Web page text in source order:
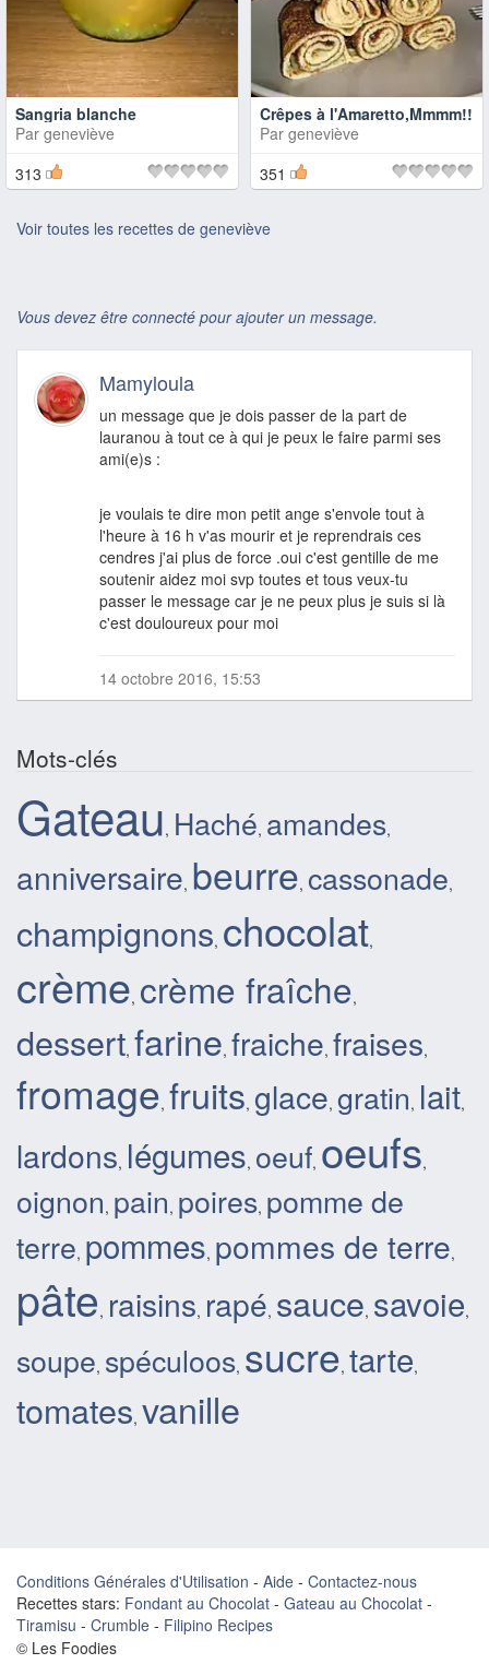
Sangria blanche
Par geneviève
313
Crêpes à l'Amaretto,Mmmm!!
Par geneviève
351
Voir toutes les recettes de geneviève
Vous devez être connecté pour ajouter un message.
Mamyloula
un message que je dois passer de la part de
lauranou à tout ce à qui je peux le faire parmi ses
ami(e)s :
je voulais te dire mon petit ange s'envole tout à
l'heure à 16 h v'as mourir et je reprendrais ces
cendres j'ai plus de force .oui c'est gentille de me
soutenir aidez moi svp toutes et tous veux-tu
passer le message car je ne peux plus je suis si là
c'est douloureux pour moi
14 octobre 2016, 15:53
Mots-clés
Gateau, Haché, amandes,
anniversaire, beurre, cassonade,
champignons, chocolat,
crème, crème fraîche,
dessert, farine, fraiche, fraises,
fromage, fruits, glace, gratin, lait,
lardons, légumes, oeuf, oeufs,
oignon, pain, poires, pomme de
terre, pommes, pommes de terre,
pâte, raisins, rapé, sauce, savoie,
soupe, spéculoos, sucre, tarte,
tomates, vanille
Conditions Générales d'Utilisation - Aide - Contactez-nous
Recettes stars: Fondant au Chocolat - Gateau au Chocolat -
Tiramisu - Crumble - Filipino Recipes
© Les Foodies